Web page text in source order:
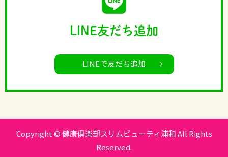
LINE友だち追加
LINEで友だち追加
Copyright © 健康倶楽部スリムビューティ浦和 All Rights
Reserved.